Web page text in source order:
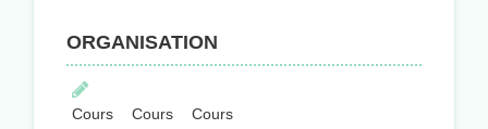
ORGANISATION
Cours
Cours
Cours